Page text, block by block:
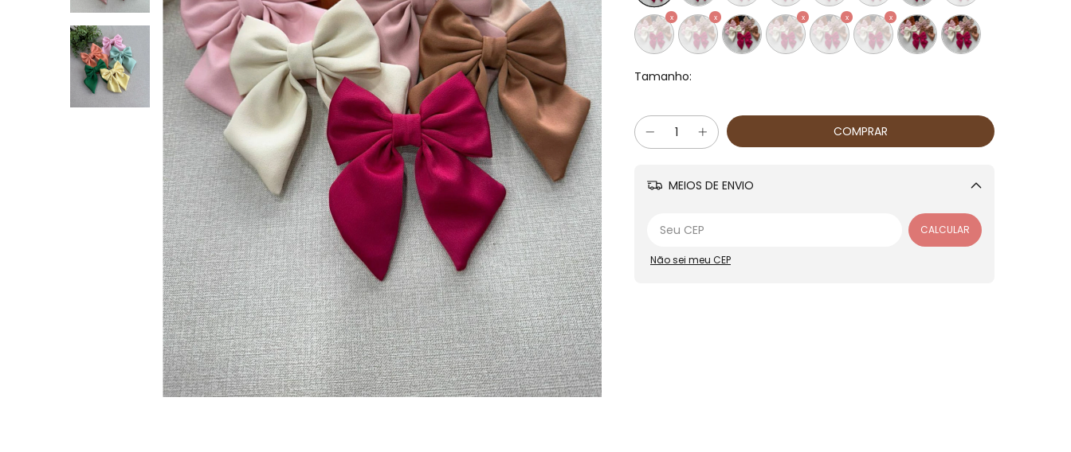
Tamanho:
MEIOS DE ENVIO
Alterar CEP
CALCULAR
Não sei meu CEP